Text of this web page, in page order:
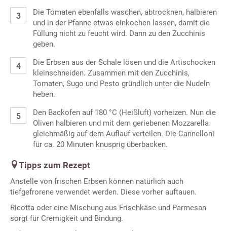
Die Tomaten ebenfalls waschen, abtrocknen, halbieren
und in der Pfanne etwas einkochen lassen, damit die
Füllung nicht zu feucht wird. Dann zu den Zucchinis
geben.
Die Erbsen aus der Schale lösen und die Artischocken
kleinschneiden. Zusammen mit den Zucchinis,
Tomaten, Sugo und Pesto gründlich unter die Nudeln
heben.
Den Backofen auf 180 °C (Heißluft) vorheizen. Nun die
Oliven halbieren und mit dem geriebenen Mozzarella
gleichmäßig auf dem Auflauf verteilen. Die Cannelloni
für ca. 20 Minuten knusprig überbacken.
Tipps zum Rezept
Anstelle von frischen Erbsen können natürlich auch
tiefgefrorene verwendet werden. Diese vorher auftauen.
Ricotta oder eine Mischung aus Frischkäse und Parmesan
sorgt für Cremigkeit und Bindung.